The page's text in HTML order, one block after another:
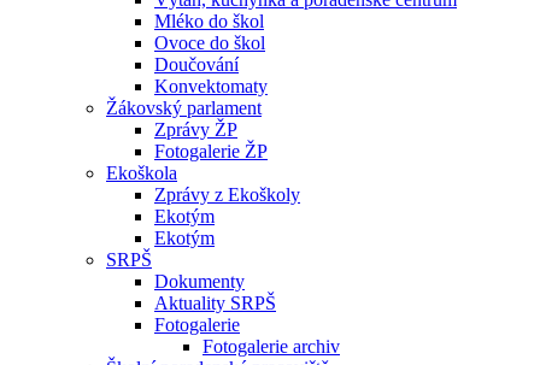
Mléko do škol
Ovoce do škol
Doučování
Konvektomaty
Žákovský parlament
Zprávy ŽP
Fotogalerie ŽP
Ekoškola
Zprávy z Ekoškoly
Ekotým
Ekotým
SRPŠ
Dokumenty
Aktuality SRPŠ
Fotogalerie
Fotogalerie archiv